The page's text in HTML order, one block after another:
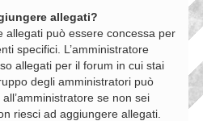
allegati?
allegati può essere concessa per
specifici. L’amministratore
allegati per il forum in cui stai
degli amministratori può
se non sei
riesci ad aggiungere allegati.